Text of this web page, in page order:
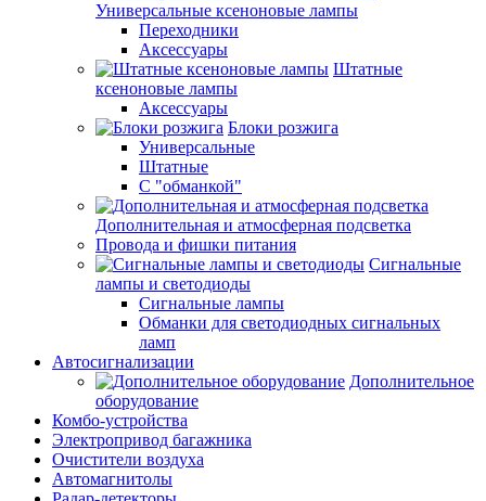
Универсальные ксеноновые лампы
Переходники
Аксессуары
Штатные
ксеноновые лампы
Аксессуары
Блоки розжига
Универсальные
Штатные
С "обманкой"
Дополнительная и атмосферная подсветка
Провода и фишки питания
Cигнальные
лампы и светодиоды
Сигнальные лампы
Обманки для светодиодных сигнальных
ламп
Автосигнализации
Дополнительное
оборудование
Комбо-устройства
Электропривод багажника
Очистители воздуха
Автомагнитолы